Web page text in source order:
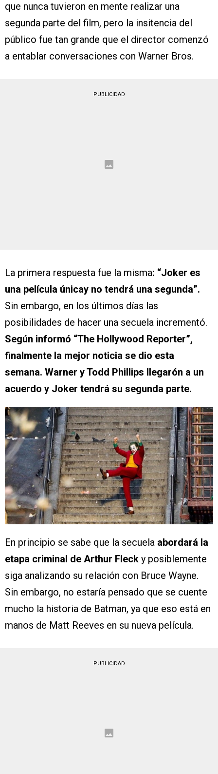
que nunca tuvieron en mente realizar una
segunda parte del film, pero la insitencia del
público fue tan grande que el director comenzó
a entablar conversaciones con Warner Bros.
PUBLICIDAD
La primera respuesta fue la misma: “Joker es
una película únicay no tendrá una segunda”.
Sin embargo, en los últimos días las
posibilidades de hacer una secuela incrementó.
Según informó “The Hollywood Reporter”,
finalmente la mejor noticia se dio esta
semana. Warner y Todd Phillips llegarón a un
acuerdo y Joker tendrá su segunda parte.
En principio se sabe que la secuela abordará la
etapa criminal de Arthur Fleck y posiblemente
siga analizando su relación con Bruce Wayne.
Sin embargo, no estaría pensado que se cuente
mucho la historia de Batman, ya que eso está en
manos de Matt Reeves en su nueva película.
PUBLICIDAD